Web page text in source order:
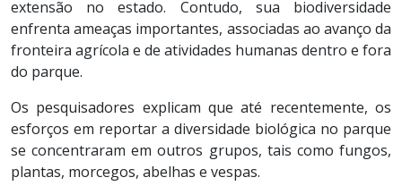
extensão no estado. Contudo, sua biodiversidade
enfrenta ameaças importantes, associadas ao avanço da
fronteira agrícola e de atividades humanas dentro e fora
do parque.
Os pesquisadores explicam que até recentemente, os
esforços em reportar a diversidade biológica no parque
se concentraram em outros grupos, tais como fungos,
plantas, morcegos, abelhas e vespas.